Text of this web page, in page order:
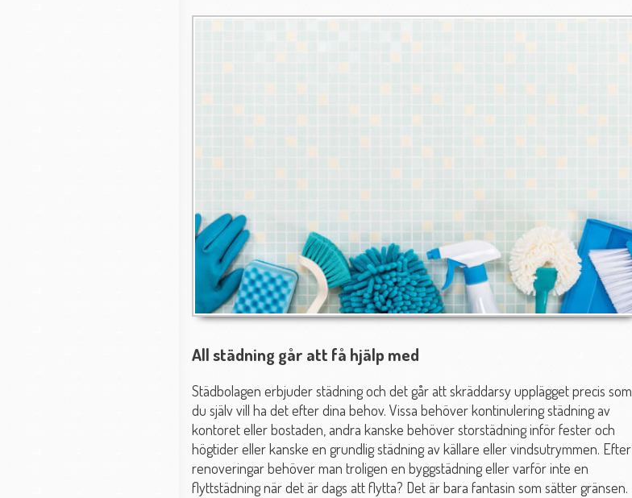
All städning går att få hjälp med
Städbolagen erbjuder städning och det går att skräddarsy upplägget precis som
du själv vill ha det efter dina behov. Vissa behöver kontinulering städning av
kontoret eller bostaden, andra kanske behöver storstädning inför fester och
högtider eller kanske en grundlig städning av källare eller vindsutrymmen. Efter
renoveringar behöver man troligen en byggstädning eller varför inte en
flyttstädning när det är dags att flytta? Det är bara fantasin som sätter gränsen.